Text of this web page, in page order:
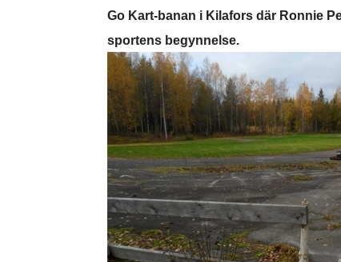
Go Kart-banan i Kilafors där Ronnie
sportens begynnelse.